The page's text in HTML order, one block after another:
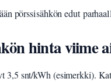
pörssisähkön edut
hinta viime
3,5 snt/kWh (esimerkki).